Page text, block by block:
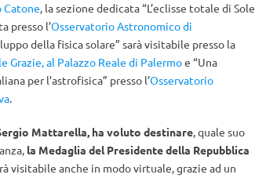
Catone, la sezione dedicata “L’eclisse totale di Sole
presso l’Osservatorio Astronomico di
della fisica solare” sarà visitabile presso la
Grazie, al Palazzo Reale di Palermoe “Una
per l’astrofisica” presso l’Osservatorio
.
Mattarella, ha voluto destinare, quale suo
la Medaglia del Presidente della Repubblica
visitabile anche in modo virtuale, grazie ad un